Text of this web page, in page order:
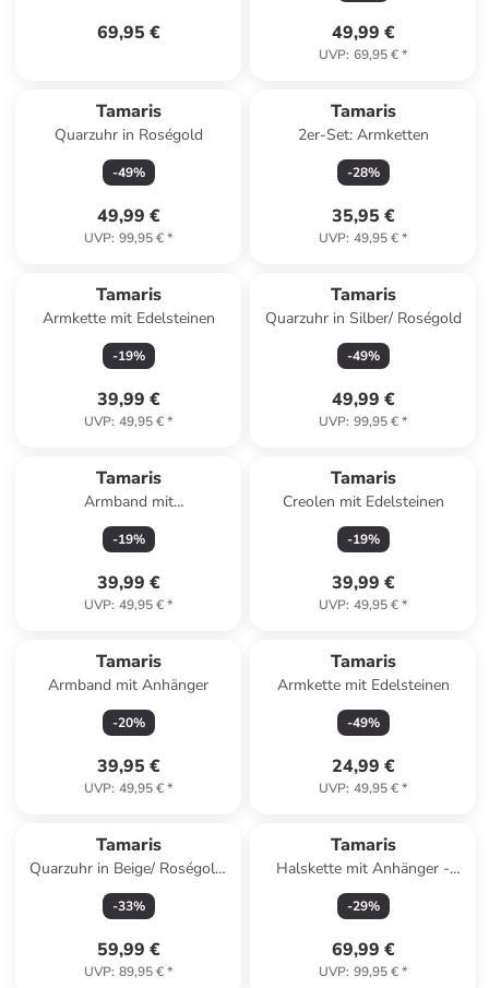
69,95 € 49,99 €
UVP: 69,95 €*
Tamaris
Quarzuhr in Roségold
-49%
49,99 €
UVP: 99,95 €*
Tamaris
2er-Set: Armketten
-28%
35,95 €
UVP: 49,95 €*
Tamaris
Armkette mit Edelsteinen
-19%
39,99 €
UVP: 49,95 €*
Tamaris
Quarzuhr in Silber/ Roségold
-49%
49,99 €
UVP: 99,95 €*
Tamaris
Armband mit
Schmuckelementen
-19%
39,99 €
UVP: 49,95 €*
Tamaris
Creolen mit Edelsteinen
-19%
39,99 €
UVP: 49,95 €*
Tamaris
Armband mit Anhänger
-20%
39,95 €
UVP: 49,95 €*
Tamaris
Armkette mit Edelsteinen
-49%
24,99 €
UVP: 49,95 €*
Tamaris
Quarzuhr in Beige/ Roségold/
Weiß
-33%
59,99 €
UVP: 89,95 €*
Tamaris
Halskette mit Anhänger -
(L)45 cm
-29%
69,99 €
UVP: 99,95 €*